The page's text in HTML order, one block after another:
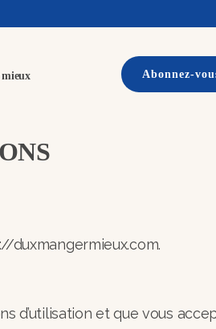
Abonnez-
duxmangermieux.com.
d’utilisation et que vous